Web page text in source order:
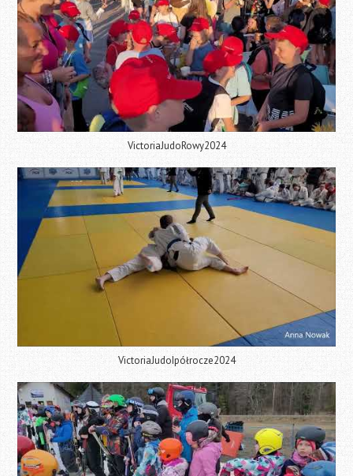
VictoriaJudoRowy2024
VictoriaJudoIpółrocze2024